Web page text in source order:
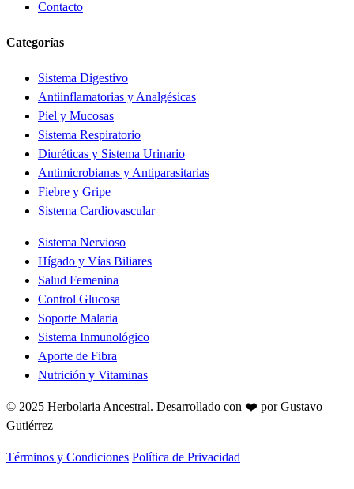
Contacto
Categorías
Sistema Digestivo
Antiinflamatorias y Analgésicas
Piel y Mucosas
Sistema Respiratorio
Diuréticas y Sistema Urinario
Antimicrobianas y Antiparasitarias
Fiebre y Gripe
Sistema Cardiovascular
Sistema Nervioso
Hígado y Vías Biliares
Salud Femenina
Control Glucosa
Soporte Malaria
Sistema Inmunológico
Aporte de Fibra
Nutrición y Vitaminas
© 2025 Herbolaria Ancestral. Desarrollado con ❤️ por Gustavo
Gutiérrez
Términos y Condiciones Política de Privacidad